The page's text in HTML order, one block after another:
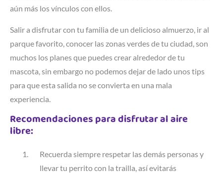
aún más los vínculos con ellos.
Salir a disfrutar con tu familia de un delicioso almuerzo, ir al
parque favorito, conocer las zonas verdes de tu ciudad, son
muchos los planes que puedes crear alrededor de tu
mascota, sin embargo no podemos dejar de lado unos tips
para que esta salida no se convierta en una mala
experiencia.
Recomendaciones para disfrutar al aire
libre:
Recuerda siempre respetar las demás personas y
llevar tu perrito con la trailla, así evitarás